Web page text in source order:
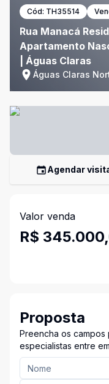
Cód: TH35514
Rua Manacá
Apartamento
| Águas Claras
Águas Claras
Agendar
Valor venda
R$
Proposta
Preencha os campos
especialistas entre